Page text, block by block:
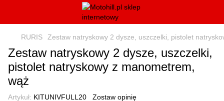
RURIS Zestaw natryskowy 2 dysze, uszczelki, pistolet
Zestaw natryskowy 2 dysze, uszczelki,
pistolet natryskowy z manometrem,
wąż
Artykuł: KITUNIVFULL20 Zostaw opinię